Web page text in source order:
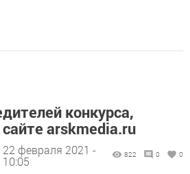
конкурса,
arskmedia.ru
22 февраля 2021 -
10:05
822 0 0